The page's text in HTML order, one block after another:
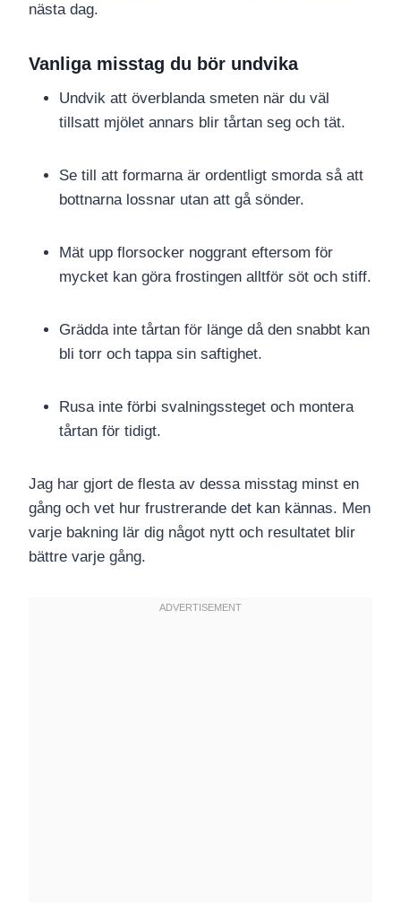
nästa dag.
Vanliga misstag du bör undvika
Undvik att överblanda smeten när du väl
tillsatt mjölet annars blir tårtan seg och tät.
Se till att formarna är ordentligt smorda så att
bottnarna lossnar utan att gå sönder.
Mät upp florsocker noggrant eftersom för
mycket kan göra frostingen alltför söt och stiff.
Grädda inte tårtan för länge då den snabbt kan
bli torr och tappa sin saftighet.
Rusa inte förbi svalningssteget och montera
tårtan för tidigt.
Jag har gjort de flesta av dessa misstag minst en
gång och vet hur frustrerande det kan kännas. Men
varje bakning lär dig något nytt och resultatet blir
bättre varje gång.